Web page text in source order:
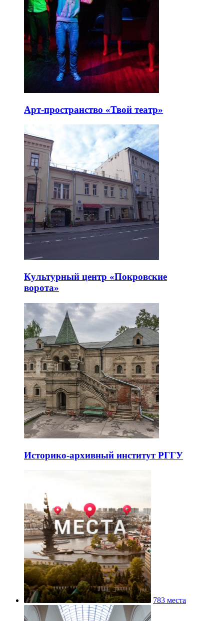
Арт-пространство «Твой театр»
Культурный центр «Покровские
ворота»
Историко-архивный институт РГГУ
783 места